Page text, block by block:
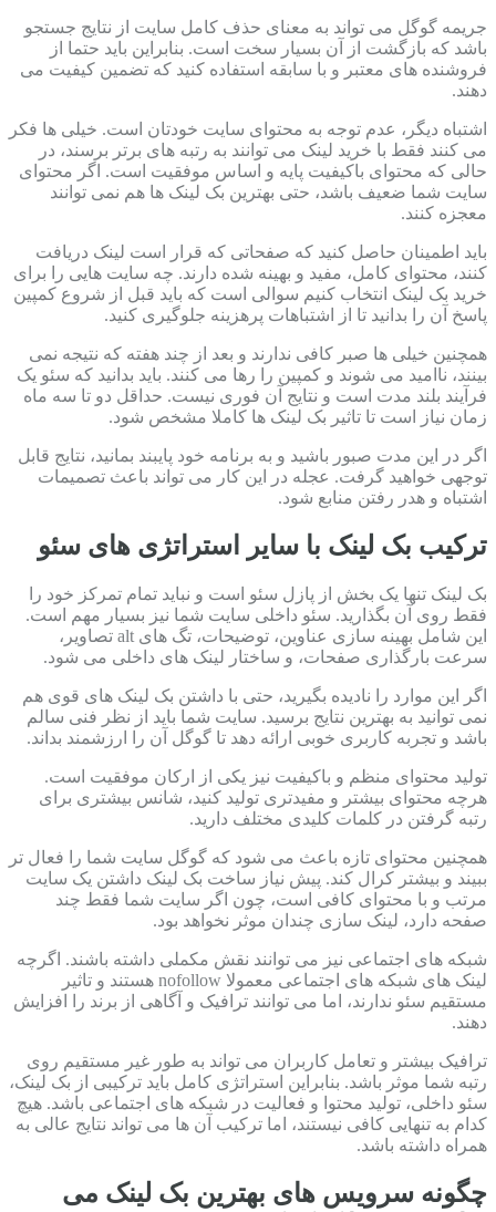
جریمه گوگل می تواند به معنای حذف کامل سایت از نتایج جستجو
باشد که بازگشت از آن بسیار سخت است. بنابراین باید حتما از
فروشنده های معتبر و با سابقه استفاده کنید که تضمین کیفیت می
دهند.
اشتباه دیگر، عدم توجه به محتوای سایت خودتان است. خیلی ها فکر
می کنند فقط با خرید لینک می توانند به رتبه های برتر برسند، در
حالی که محتوای باکیفیت پایه و اساس موفقیت است. اگر محتوای
سایت شما ضعیف باشد، حتی بهترین بک لینک ها هم نمی توانند
معجزه کنند.
باید اطمینان حاصل کنید که صفحاتی که قرار است لینک دریافت
کنند، محتوای کامل، مفید و بهینه شده دارند. چه سایت هایی را برای
خرید بک لینک انتخاب کنیم سوالی است که باید قبل از شروع کمپین
پاسخ آن را بدانید تا از اشتباهات پرهزینه جلوگیری کنید.
همچنین خیلی ها صبر کافی ندارند و بعد از چند هفته که نتیجه نمی
بینند، ناامید می شوند و کمپین را رها می کنند. باید بدانید که سئو یک
فرآیند بلند مدت است و نتایج آن فوری نیست. حداقل دو تا سه ماه
زمان نیاز است تا تاثیر بک لینک ها کاملا مشخص شود.
اگر در این مدت صبور باشید و به برنامه خود پایبند بمانید، نتایج قابل
توجهی خواهید گرفت. عجله در این کار می تواند باعث تصمیمات
اشتباه و هدر رفتن منابع شود.
ترکیب بک لینک با سایر استراتژی های سئو
بک لینک تنها یک بخش از پازل سئو است و نباید تمام تمرکز خود را
فقط روی آن بگذارید. سئو داخلی سایت شما نیز بسیار مهم است.
این شامل بهینه سازی عناوین، توضیحات، تگ های alt تصاویر،
سرعت بارگذاری صفحات، و ساختار لینک های داخلی می شود.
اگر این موارد را نادیده بگیرید، حتی با داشتن بک لینک های قوی هم
نمی توانید به بهترین نتایج برسید. سایت شما باید از نظر فنی سالم
باشد و تجربه کاربری خوبی ارائه دهد تا گوگل آن را ارزشمند بداند.
تولید محتوای منظم و باکیفیت نیز یکی از ارکان موفقیت است.
هرچه محتوای بیشتر و مفیدتری تولید کنید، شانس بیشتری برای
رتبه گرفتن در کلمات کلیدی مختلف دارید.
همچنین محتوای تازه باعث می شود که گوگل سایت شما را فعال تر
ببیند و بیشتر کرال کند. پیش نیاز ساخت بک لینک داشتن یک سایت
مرتب و با محتوای کافی است، چون اگر سایت شما فقط چند
صفحه دارد، لینک سازی چندان موثر نخواهد بود.
شبکه های اجتماعی نیز می توانند نقش مکملی داشته باشند. اگرچه
لینک های شبکه های اجتماعی معمولا nofollow هستند و تاثیر
مستقیم سئو ندارند، اما می توانند ترافیک و آگاهی از برند را افزایش
دهند.
ترافیک بیشتر و تعامل کاربران می تواند به طور غیر مستقیم روی
رتبه شما موثر باشد. بنابراین استراتژی کامل باید ترکیبی از بک لینک،
سئو داخلی، تولید محتوا و فعالیت در شبکه های اجتماعی باشد. هیچ
کدام به تنهایی کافی نیستند، اما ترکیب آن ها می تواند نتایج عالی به
همراه داشته باشد.
چگونه سرویس های بهترین بک لینک می